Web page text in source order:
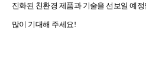
진화된 친환경 제품과 기술을 선보일 예정
많이 기대해 주세요!